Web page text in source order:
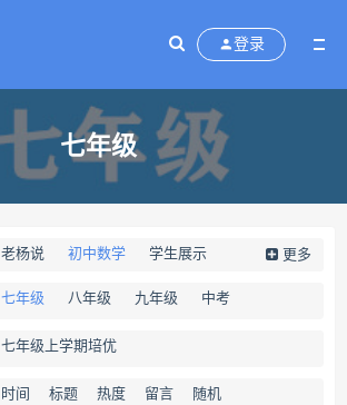
登录
七年级
老杨说 初中数学 学生展示 更多
七年级 八年级 九年级 中考
七年级上学期培优
时间 标题 热度 留言 随机